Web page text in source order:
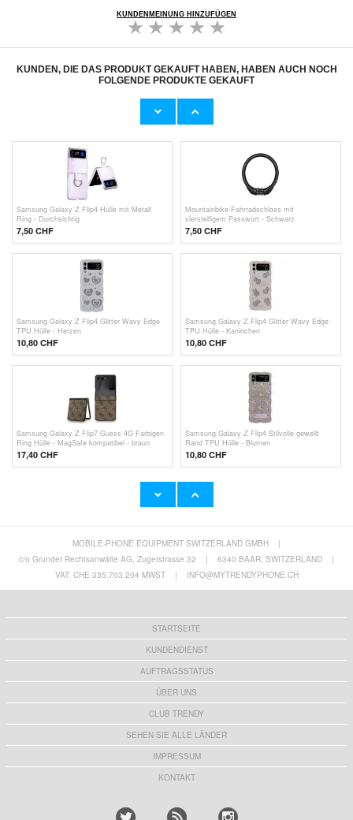
KUNDENMEINUNG HINZUFÜGEN
KUNDEN, DIE DAS PRODUKT GEKAUFT HABEN, HABEN AUCH NOCH
FOLGENDE PRODUKTE GEKAUFT
Samsung Galaxy Z Flip4 Glitter Wavy Edge
Samsung Galaxy Z Flip6/Z Flip7 FE Imak
Samsung Galaxy Z Flip4 Hülle mit Metall
Ring - Durchsichtig
7,50 CHF
Mountainbike-Fahrradschloss mit
vierstelligem Passwort - Schwarz
7,50 CHF
Samsung Galaxy Z Flip4 Glitter Wavy Edge
TPU Hülle - Herzen
10,80 CHF
Samsung Galaxy Z Flip4 Glitter Wavy Edge
TPU Hülle - Kaninchen
10,80 CHF
Samsung Galaxy Z Flip7 Guess 4G Farbigen
Ring Hülle - MagSafe kompatibel - braun
17,40 CHF
Samsung Galaxy Z Flip4 Stilvolle gewellt
Rand TPU Hülle - Blumen
10,80 CHF
West Biking YP0705089 Anti-Diebstahl 4-
stelligen Code Fahrradschloss - 0.65m
West Biking YP0720031 360 Drehbarer
Fahrradrückspiegel - 1 Stk.
10,80 CHF
MOBILE-PHONE EQUIPMENT SWITZERLAND GMBH
|
c/o Grunder Rechtsanwälte AG, Zugerstrasse 32
| 6340 BAAR, SWITZERLAND
|
VAT: CHE-335.703.204 MWST
| INFO@MYTRENDYPHONE.CH
STARTSEITE
KUNDENDIENST
AUFTRAGSSTATUS
ÜBER UNS
CLUB TRENDY
SEHEN SIE ALLE LÄNDER
IMPRESSUM
KONTAKT